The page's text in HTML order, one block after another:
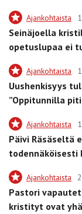
Ajankohtaista
Seinäjoella
opetuslupaa ei
Ajankohtaista
Uushenkisyys
”Oppitunnilla
Ajankohtaista
Päivi Räsäseltä
todennäköisesti
Ajankohtaista
Pastori
kristityt ovat